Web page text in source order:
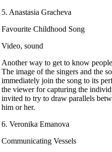
5. Anastasia Gracheva
Favourite Childhood Song
Video, sound
Another way to get to know
The image of the singers and the
immediately join the song to its
the viewer for capturing the
invited to try to draw parallels
him or her.
6. Veronika Emanova
Communicating Vessels